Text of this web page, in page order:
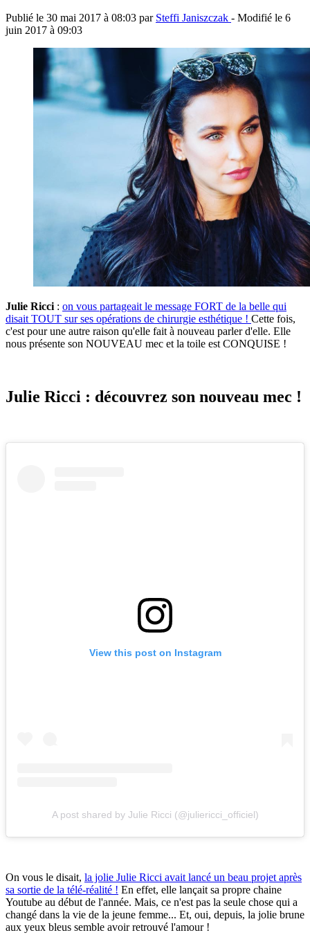
Publié le 30 mai 2017 à 08:03 par Steffi Janiszczak - Modifié le 6
juin 2017 à 09:03
Julie Ricci : on vous partageait le message FORT de la belle qui
disait TOUT sur ses opérations de chirurgie esthétique ! Cette fois,
c'est pour une autre raison qu'elle fait à nouveau parler d'elle. Elle
nous présente son NOUVEAU mec et la toile est CONQUISE !
Julie Ricci : découvrez son nouveau mec !
View this post on Instagram
A post shared by Julie Ricci (@juliericci_officiel)
On vous le disait, la jolie Julie Ricci avait lancé un beau projet après
sa sortie de la télé-réalité ! En effet, elle lançait sa propre chaine
Youtube au début de l'année. Mais, ce n'est pas la seule chose qui a
changé dans la vie de la jeune femme... Et, oui, depuis, la jolie brune
aux yeux bleus semble avoir retrouvé l'amour !